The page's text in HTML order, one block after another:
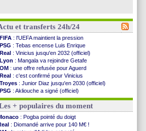
et transferts 24h/24
FIFA : l'UEFA maintient la pression
PSG : Tebas encense Luis Enrique
Real : Vinicius jusqu'en 2032 (officiel)
Lyon : Mangala va rejoindre Getafe
OM : une offre refusée pour Aguerd
Real : c'est confirmé pour Vinicius
Troyes : Junior Diaz jusqu'en 2030 (officiel)
PSG : Akliouche a signé (officiel)
OM: une offre pour Bulka
PSG : contrat signé pour Akliouche
Ouganda: Owori battu à mort à Kampala
Arsenal : Arteta veut créer une dynastie
Chelsea: Palace a fait son offre pour Disasi
+ populaires du moment
: Pogba pointé du doigt
: Diomandé arrive pour 140 M€ !